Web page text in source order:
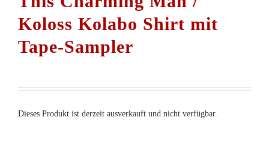
Koloss Kolabo Shirt mit
Tape-Sampler
Dieses Produkt ist derzeit ausverkauft und nicht verfügbar.